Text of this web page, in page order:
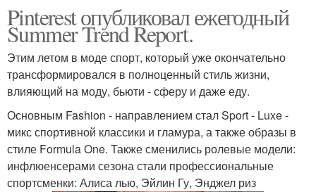
Pinterest опубликовал ежегодный
Summer Trend Report.
Этим летом в моде спорт, который уже окончательно
трансформировался в полноценный стиль жизни,
влияющий на моду, бьюти - сферу и даже еду.
Основным Fashion - направлением стал Sport - Luxe -
микс спортивной классики и гламура, а также образы в
стиле Formula One. Также сменились ролевые модели:
инфлюенсерами сезона стали профессиональные
спортсменки: Алиса лью, Эйлин Гу, Энджел риз